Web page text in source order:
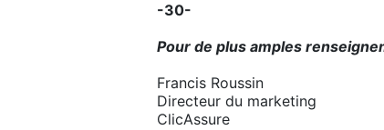
-30-
Pour de plus amples
Francis Roussin
Directeur du marketing
ClicAssure